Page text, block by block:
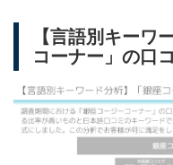
【言語別キーワ
コーナー」の口